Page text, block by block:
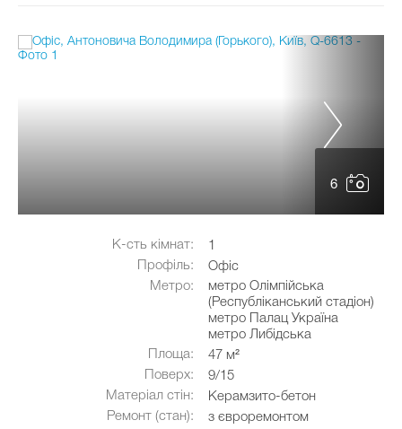
6
К-сть кімнат:
1
Профіль:
Офіс
Метро:
метро Олімпійська
(Республіканський стадіон)
метро Палац Україна
метро Либідська
Площа:
47 м²
Поверх:
9/15
Матеріал стін:
Керамзито-бетон
Ремонт (стан):
з євроремонтом